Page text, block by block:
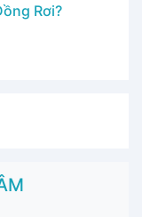
Rơi?